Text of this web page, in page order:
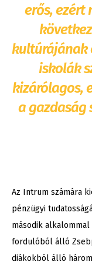
erős, ezért
kultúrájának
iskolák
kizárólagos,
a gazdaság
Az Intrum számára
pénzügyi
második
fordulóból álló
diákokból álló